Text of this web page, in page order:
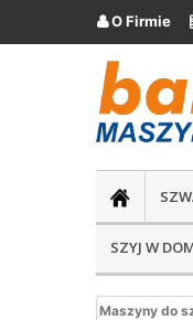
O Firmie
SZYJ W
Maszyny do